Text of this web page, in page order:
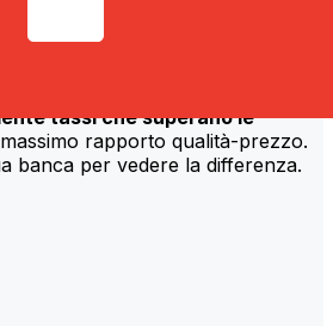
tassi che superano le
rapporto qualità-prezzo.
banca per vedere la differenza.